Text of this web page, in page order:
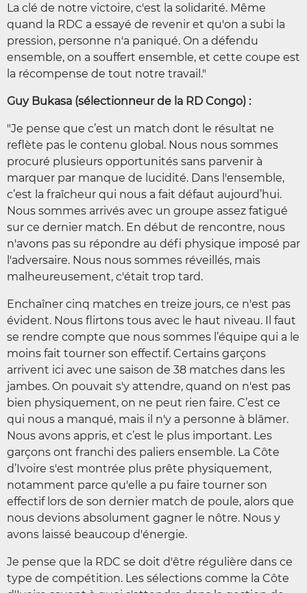
La clé de notre victoire, c'est la solidarité. Même
quand la RDC a essayé de revenir et qu'on a subi la
pression, personne n'a paniqué. On a défendu
ensemble, on a souffert ensemble, et cette coupe est
la récompense de tout notre travail."
Guy Bukasa (sélectionneur de la RD Congo) :
"Je pense que c’est un match dont le résultat ne
reflète pas le contenu global. Nous nous sommes
procuré plusieurs opportunités sans parvenir à
marquer par manque de lucidité. Dans l'ensemble,
c’est la fraîcheur qui nous a fait défaut aujourd’hui.
Nous sommes arrivés avec un groupe assez fatigué
sur ce dernier match. En début de rencontre, nous
n'avons pas su répondre au défi physique imposé par
l'adversaire. Nous nous sommes réveillés, mais
malheureusement, c'était trop tard.
Enchaîner cinq matches en treize jours, ce n'est pas
évident. Nous flirtons tous avec le haut niveau. Il faut
se rendre compte que nous sommes l’équipe qui a le
moins fait tourner son effectif. Certains garçons
arrivent ici avec une saison de 38 matches dans les
jambes. On pouvait s'y attendre, quand on n'est pas
bien physiquement, on ne peut rien faire. C’est ce
qui nous a manqué, mais il n'y a personne à blâmer.
Nous avons appris, et c’est le plus important. Les
garçons ont franchi des paliers ensemble. La Côte
d’Ivoire s'est montrée plus prête physiquement,
notamment parce qu'elle a pu faire tourner son
effectif lors de son dernier match de poule, alors que
nous devions absolument gagner le nôtre. Nous y
avons laissé beaucoup d'énergie.
Je pense que la RDC se doit d'être régulière dans ce
type de compétition. Les sélections comme la Côte